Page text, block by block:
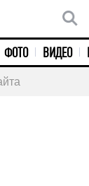
ФОТО ВИДЕО